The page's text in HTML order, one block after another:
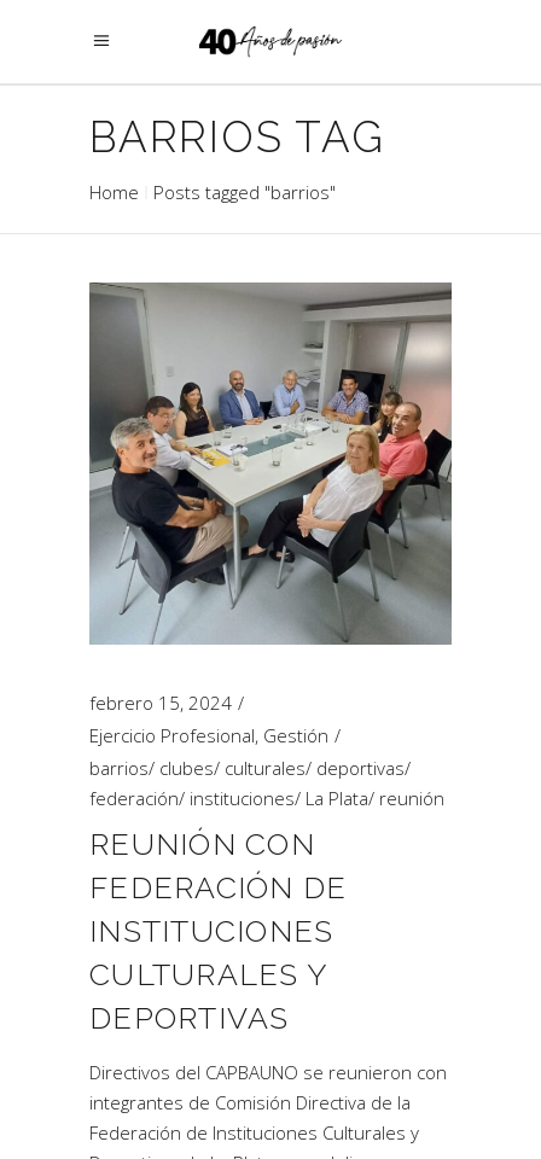
BARRIOS TAG
Home Posts tagged "barrios"
febrero 15, 2024
Ejercicio Profesional, Gestión
barrios/ clubes/ culturales/ deportivas/
federación/ instituciones/ La Plata/ reunión
REUNIÓN CON
FEDERACIÓN DE
INSTITUCIONES
CULTURALES Y
DEPORTIVAS
Directivos del CAPBAUNO se reunieron con
integrantes de Comisión Directiva de la
Federación de Instituciones Culturales y